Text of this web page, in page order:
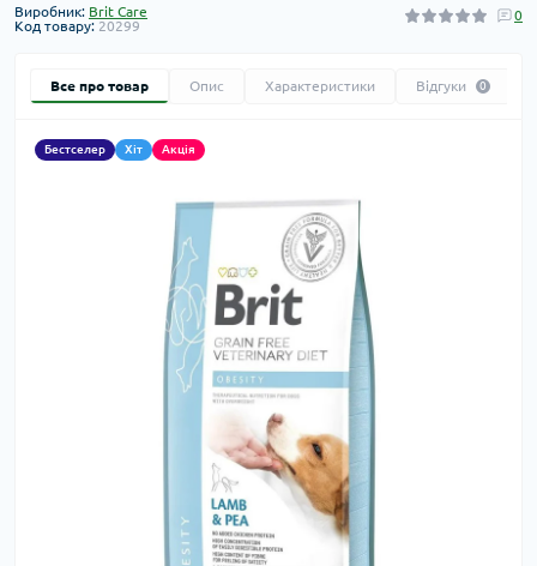
Виробник: Brit Care
Код товару: 20299
0
Все про товар Опис Характеристики Відгуки 0
Бестселер Хіт Акція